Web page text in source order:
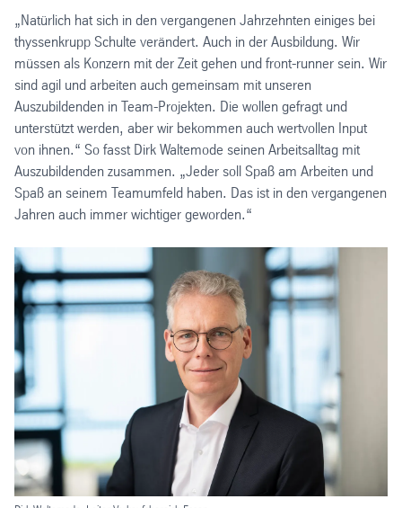
„Natürlich hat sich in den vergangenen Jahrzehnten einiges bei
thyssenkrupp Schulte verändert. Auch in der Ausbildung. Wir
müssen als Konzern mit der Zeit gehen und front-runner sein. Wir
sind agil und arbeiten auch gemeinsam mit unseren
Auszubildenden in Team-Projekten. Die wollen gefragt und
unterstützt werden, aber wir bekommen auch wertvollen Input
von ihnen.“ So fasst Dirk Waltemode seinen Arbeitsalltag mit
Auszubildenden zusammen. „Jeder soll Spaß am Arbeiten und
Spaß an seinem Teamumfeld haben. Das ist in den vergangenen
Jahren auch immer wichtiger geworden.“